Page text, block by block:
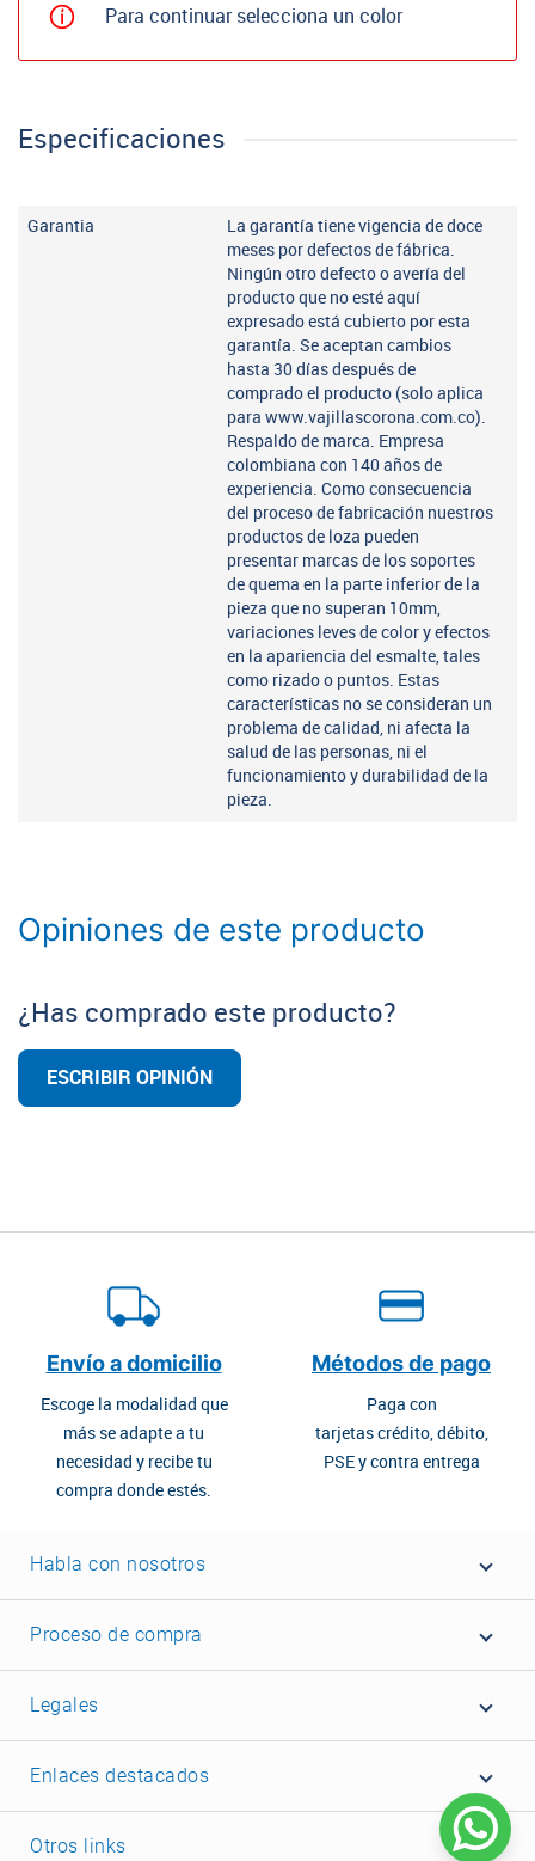
Para continuar selecciona un color
Especificaciones
Garantia
La garantía tiene vigencia de doce
meses por defectos de fábrica.
Ningún otro defecto o avería del
producto que no esté aquí
expresado está cubierto por esta
garantía. Se aceptan cambios
hasta 30 días después de
comprado el producto (solo aplica
para www.vajillascorona.com.co).
Respaldo de marca. Empresa
colombiana con 140 años de
experiencia. Como consecuencia
del proceso de fabricación nuestros
productos de loza pueden
presentar marcas de los soportes
de quema en la parte inferior de la
pieza que no superan 10mm,
variaciones leves de color y efectos
en la apariencia del esmalte, tales
como rizado o puntos. Estas
características no se consideran un
problema de calidad, ni afecta la
salud de las personas, ni el
funcionamiento y durabilidad de la
pieza.
Opiniones de este producto
¿Has comprado este producto?
ESCRIBIR OPINIÓN
Envío a domicilio
Escoge la modalidad que
más se adapte a tu
necesidad y recibe tu
compra donde estés.
Métodos de pago
Paga con
tarjetas crédito, débito,
PSE y contra entrega
Habla con nosotros
Proceso de compra
Legales
Enlaces destacados
Otros links